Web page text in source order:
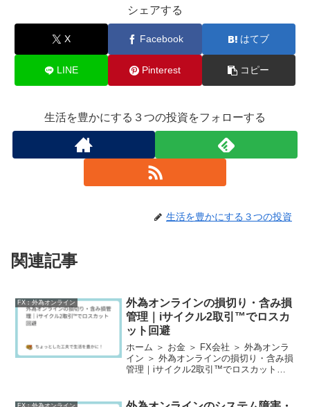
シェアする
X Facebook はてブ
LINE Pinterest コピー
生活を豊かにする３つの投資をフォローする
生活を豊かにする３つの投資
関連記事
FX︰外為オンライン
外為オンラインの損切り・含み損
管理｜iサイクル2取引™でロスカ
ット回避
ホーム ＞ お金 ＞ FX会社 ＞ 外為オンラ
イン ＞ 外為オンラインの損切り・含み損
管理｜iサイクル2取引™でロスカット回
イン×iサイクル2取引™で成果を安定さ...